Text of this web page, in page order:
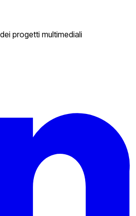
progetti multimediali